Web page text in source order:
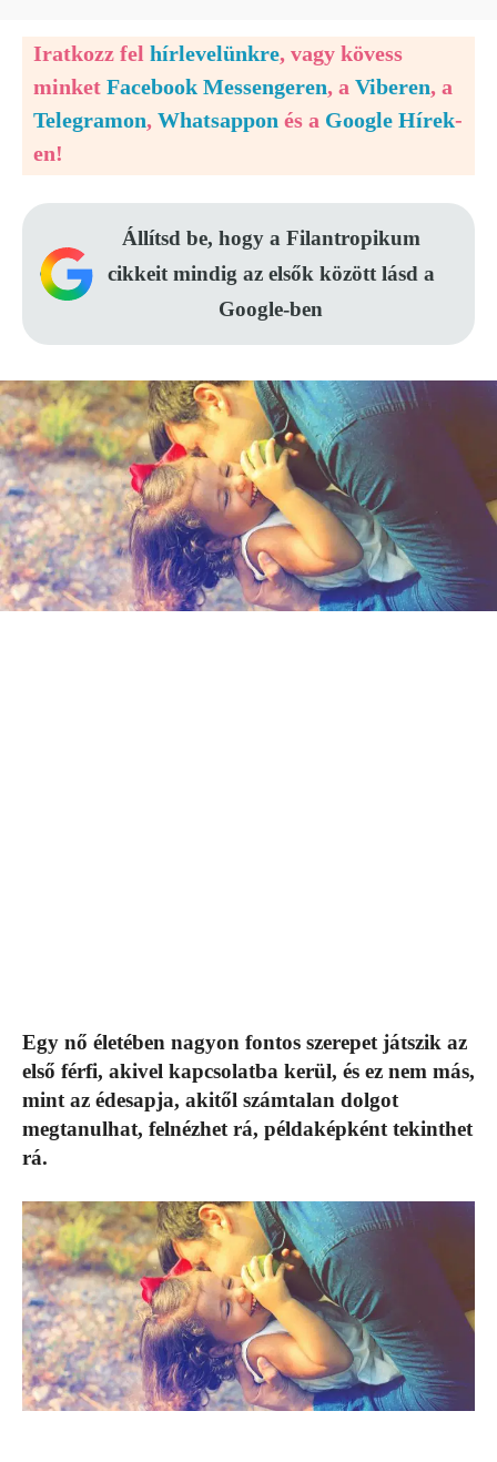
Iratkozz fel hírlevelünkre, vagy kövess
minket Facebook Messengeren, a Viberen, a
Telegramon, Whatsappon és a Google Hírek-
en!
Állítsd be, hogy a Filantropikum
cikkeit mindig az elsők között lásd a
Google-ben
Egy nő életében nagyon fontos szerepet játszik az
első férfi, akivel kapcsolatba kerül, és ez nem más,
mint az édesapja, akitől számtalan dolgot
megtanulhat, felnézhet rá, példaképként tekinthet
rá.